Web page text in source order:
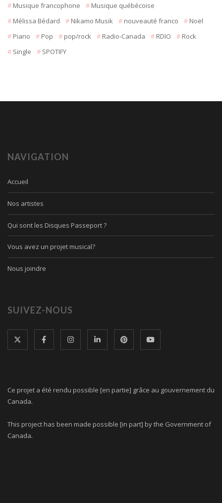
Musique francophone
Musique québécoise
Mélissa Bédard
Nikamo Musik nouveauté franco
Noël
Piano
Pop pop/rock Radio-Canada RDIO
Rock
Single
SPOTIFY
NAVIGATION
Accueil
Nos artistes
Qui sont les Disques Passeport ?
Vous avez un projet musical?
Nous joindre
SUIVEZ-NOUS
Ce projet a été rendu possible [en partie] grâce au gouvernement du
Canada.
This project has been made possible [in part] by the Government of
Canada.